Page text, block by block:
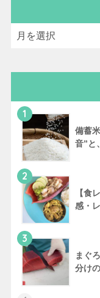
1
備蓄
音”と
2
【食
感・
3
まぐ
分け